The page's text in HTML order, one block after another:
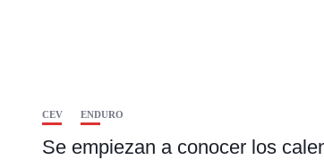
CEV ENDURO
Se empiezan a conocer los